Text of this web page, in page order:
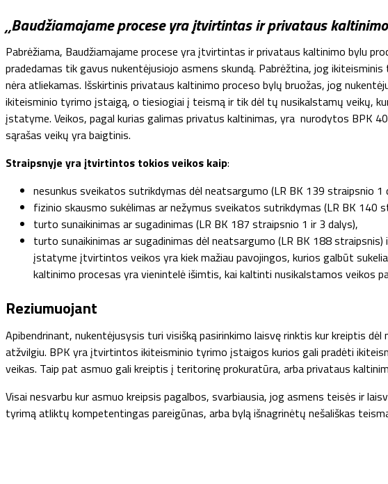
„Baudžiamajame procese yra įtvirtintas ir privataus
Pabrėžiama, Baudžiamajame procese yra įtvirtintas ir privataus kaltinimo bylu
pradedamas tik gavus nukentėjusiojo asmens skundą. Pabrėžtina, jog
nėra atliekamas. Išskirtinis privataus kaltinimo proceso bylų bruožas, jog
ikiteisminio tyrimo įstaigą, o tiesiogiai į teismą ir tik dėl tų nusikalstamų veikų,
įstatyme. Veikos, pagal kurias galimas privatus kaltinimas, yra nurodytos BPK
sąrašas veikų yra baigtinis.
Straipsnyje yra įtvirtintos tokios veikos kaip:
nesunkus sveikatos sutrikdymas dėl neatsargumo (LR BK 139 straipsnio 1
fizinio skausmo sukėlimas ar nežymus sveikatos sutrikdymas (LR BK 140
turto sunaikinimas ar sugadinimas (LR BK 187 straipsnio 1 ir 3 dalys),
turto sunaikinimas ar sugadinimas dėl neatsargumo (LR BK 188
įstatyme įtvirtintos veikos yra kiek mažiau pavojingos, kurios galbūt
kaltinimo procesas yra vienintelė išimtis, kai kaltinti nusikalstamos veikos
Reziumuojant
Apibendrinant, nukentėjusysis turi visišką pasirinkimo laisvę rinktis kur kreiptis
atžvilgiu. BPK yra įtvirtintos ikiteisminio tyrimo įstaigos kurios gali pradėti
veikas. Taip pat asmuo gali kreiptis į teritorinę prokuratūra, arba privataus
Visai nesvarbu kur asmuo kreipsis pagalbos, svarbiausia, jog asmens teisės ir
tyrimą atliktų kompetentingas pareigūnas, arba bylą išnagrinėtų nešališkas